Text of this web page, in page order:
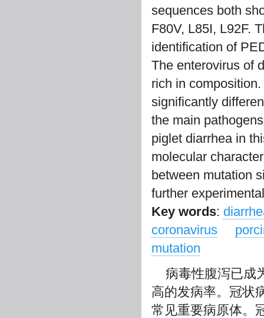
sequences both
F80V, L85I, L92F.
identification of
The enterovirus of
rich in
significantly
the main
piglet diarrhea in
molecular
between mutation
further
Key words:
coronavirus
mutation
病毒性腹泻已成
高的发病率。冠状
常见重要病原体。